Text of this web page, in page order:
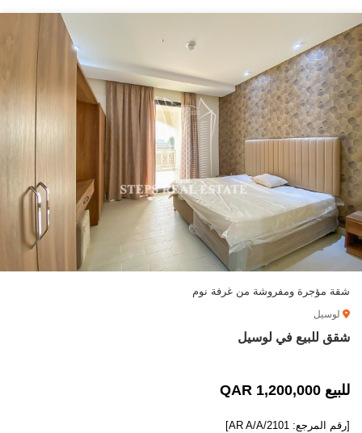
شقة مؤجرة ومفروشة من غرفة نوم
لوسيل
شقق للبيع في لوسيل
للبيع 1,200,000 QAR
[رقم المرجع: AR A/A/2101]